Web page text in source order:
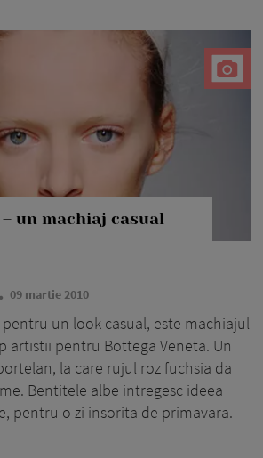
un machiaj casual
09 martie 2010
un look casual, este machiajul
artistii pentru Bottega Veneta. Un
la care rujul roz fuchsia da
Bentitele albe intregesc ideea
pentru o zi insorita de primavara.